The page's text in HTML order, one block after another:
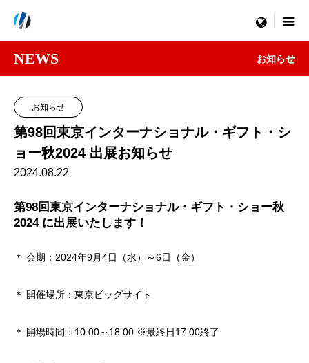
menu
NEWS お知らせ
お知らせ
第98回東京インターナショナル・ギフト・シ
ョー秋2024 出展お知らせ
2024.08.22
第98回東京インターナショナル・ギフト・ショー秋
2024 に出展いたします！
＊ 会期：2024年9月4日（水）～6日（金）
＊ 開催場所：東京ビッグサイト
＊ 開場時間：10:00～18:00 ※最終日17:00終了